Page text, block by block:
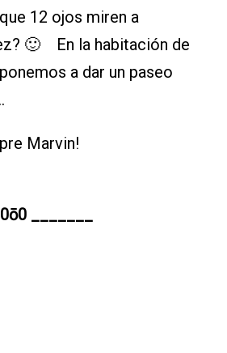
12 ojos miren a
🙂
En la habitación de
a dar un paseo
Marvin!
_______